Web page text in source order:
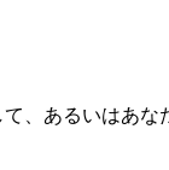
、あるいはあな